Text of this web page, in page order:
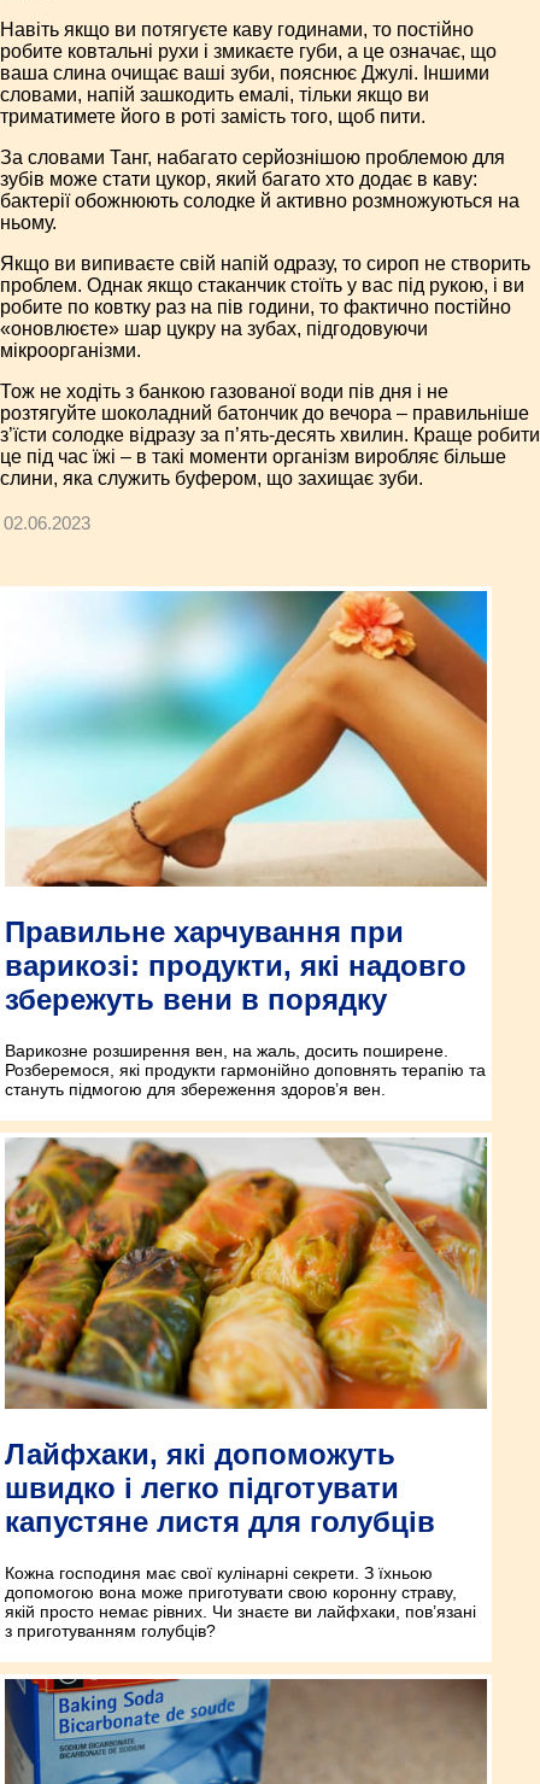
Навіть якщо ви потягуєте каву годинами, то постійно
робите ковтальні рухи і змикаєте губи, а це означає, що
ваша слина очищає ваші зуби, пояснює Джулі. Іншими
словами, напій зашкодить емалі, тільки якщо ви
триматимете його в роті замість того, щоб пити.
За словами Танг, набагато серйознішою проблемою для
зубів може стати цукор, який багато хто додає в каву:
бактерії обожнюють солодке й активно розмножуються на
ньому.
Якщо ви випиваєте свій напій одразу, то сироп не створить
проблем. Однак якщо стаканчик стоїть у вас під рукою, і ви
робите по ковтку раз на пів години, то фактично постійно
«оновлюєте» шар цукру на зубах, підгодовуючи
мікроорганізми.
Тож не ходіть з банкою газованої води пів дня і не
розтягуйте шоколадний батончик до вечора – правильніше
з’їсти солодке відразу за п’ять-десять хвилин. Краще робити
це під час їжі – в такі моменти організм виробляє більше
слини, яка служить буфером, що захищає зуби.
02.06.2023
Правильне харчування при
варикозі: продукти, які надовго
збережуть вени в порядку
Варикозне розширення вен, на жаль, досить поширене.
Розберемося, які продукти гармонійно доповнять терапію та
стануть підмогою для збереження здоров’я вен.
Лайфхаки, які допоможуть
швидко і легко підготувати
капустяне листя для голубців
Кожна господиня має свої кулінарні секрети. З їхньою
допомогою вона може приготувати свою коронну страву,
якій просто немає рівних. Чи знаєте ви лайфхаки, пов’язані
з приготуванням голубців?